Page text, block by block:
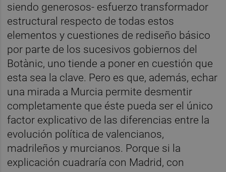
siendo generosos- esfuerzo transformador
estructural respecto de todas estos
elementos y cuestiones de rediseño básico
por parte de los sucesivos gobiernos del
Botànic, uno tiende a poner en cuestión que
esta sea la clave. Pero es que, además, echar
una mirada a Murcia permite desmentir
completamente que éste pueda ser el único
factor explicativo de las diferencias entre la
evolución política de valencianos,
madrileños y murcianos. Porque si la
explicación cuadraría con Madrid, con